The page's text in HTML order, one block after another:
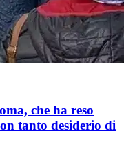
che ha reso
tanto desiderio di